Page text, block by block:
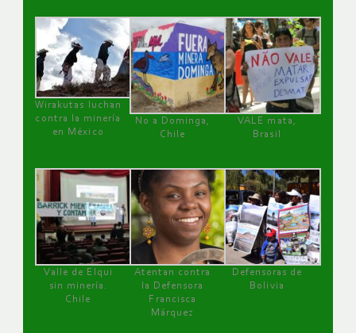
Wirakutas luchan
contra la minería
en México
No a Dominga,
Chile
VALE mata,
Brasil
Valle de Elqui
sin minería.
Chile
Atentan contra
la Defensora
Francisca
Márquez
Defensoras de
Bolivia